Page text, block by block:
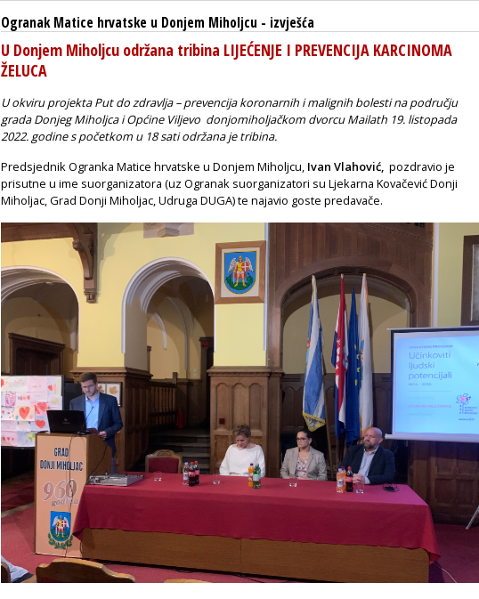
Ogranak Matice hrvatske u Donjem Miholjcu - izvješća
U Donjem Miholjcu održana tribina LIJEĆENJE I PREVENCIJA KARCINOMA
ŽELUCA
U okviru projektaPut do zdravlja–prevencija koronarnih i malignih bolesti na području
grada Donjeg MiholjcaiOpćine Viljevo donjomiholjačkom dvorcu Mailath 19. listopada
2022. godine s početkom u 18 sati održana je tribina.
Predsjednik Ogranka Matice hrvatske u Donjem Miholjcu, Ivan Vlahović, pozdravio je
prisutne u ime suorganizatora (uz Ogranak suorganizatori su Ljekarna Kovačević Donji
Miholjac, Grad Donji Miholjac, Udruga DUGA) te najavio goste predavače.